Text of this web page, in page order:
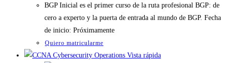
BGP Inicial es el primer curso de la ruta profesional BGP: de
cero a experto y la puerta de entrada al mundo de BGP. Fecha
de inicio: Próximamente
Quiero matricularme
Vista rápida